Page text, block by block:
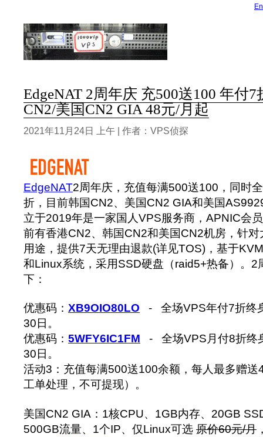
EdgeNAT 2周年庆 充500送100 年付
CN2/美国CN2 GIA 48元/月起
2021年11月24日 上午 | 作者：VPS侦探
EdgeNAT2周年庆，充值每满500送100，同时
折，目前韩国CN2、美国CN2 GIA和美国
立于2019年是一家国人VPS服务商，APNIC会
前有香港CN2、韩国CN2和美国CN2机房，针
用途，提供7天无理由退款(详见TOS)，基于
和Linux系统，采用SSD硬盘（raid5+热备）。2
下：
优惠码： XB9OIO80LO - 全场VPS年付7折终
30日。
优惠码： 5WFY6IC1FM - 全场VPS月付8折终
30日。
活动3：充值每满500送100余额，每人最多赠送
工单处理，不可提现）。
美国CN2 GIA：1核CPU、1GB内存、20GB
500GB流量、1个IP、仅Linux可选 原价60元/月